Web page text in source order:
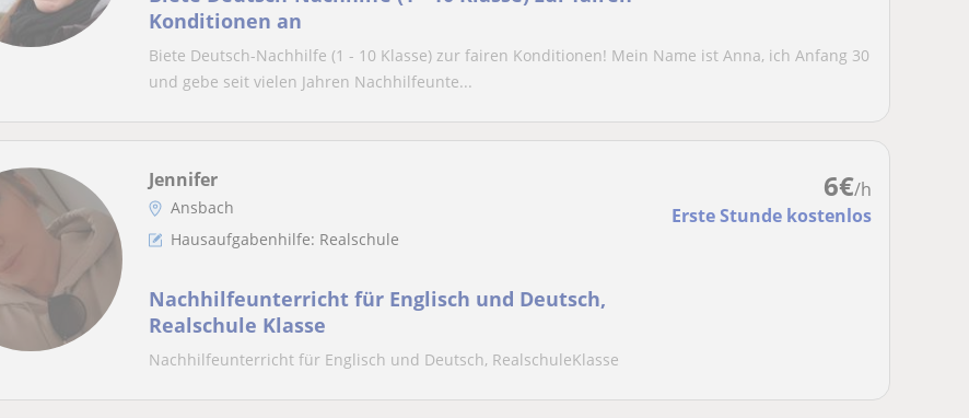
Konditionen an
Biete Deutsch-Nachhilfe (1 - 10 Klasse) zur fairen Konditionen! Mein Name ist Anna, ich Anfang 30
und gebe seit vielen Jahren Nachhilfeunte...
6€/h
Erste Stunde kostenlos
Jennifer
Ansbach
Hausaufgabenhilfe: Realschule
Nachhilfeunterricht für Englisch und Deutsch,
Realschule Klasse
Nachhilfeunterricht für Englisch und Deutsch, RealschuleKlasse